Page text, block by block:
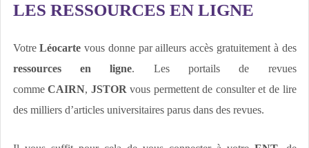
LES RESSOURCES EN LIGNE
VotreLéocarte vous donne par ailleurs accès gratuitement à des
ressources en ligne. Les portails de revues
commeCAIRN, JSTOR vous permettent de consulter et de lire
des milliers d’articles universitaires parus dans des revues.